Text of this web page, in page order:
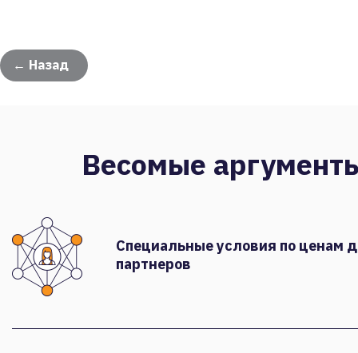
← Назад
Весомые
Специальные условия по ценам
партнеров